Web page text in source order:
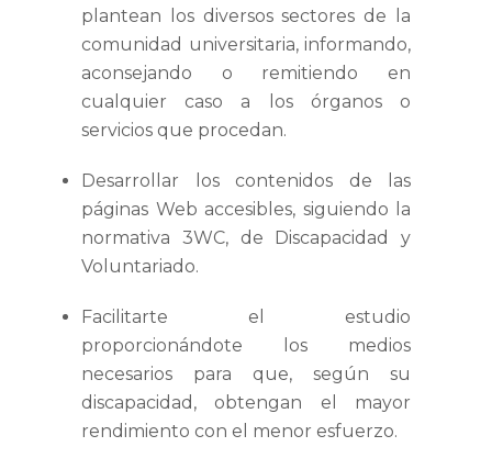
plantean los diversos sectores de la
comunidad universitaria, informando,
aconsejando o remitiendo en
cualquier caso a los órganos o
servicios que procedan.
Desarrollar los contenidos de las
páginas Web accesibles, siguiendo la
normativa 3WC, de Discapacidad y
Voluntariado.
Facilitarte el estudio
proporcionándote los medios
necesarios para que, según su
discapacidad, obtengan el mayor
rendimiento con el menor esfuerzo.